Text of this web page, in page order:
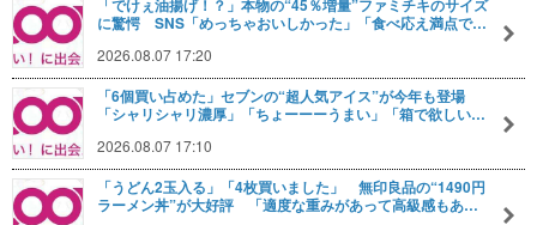
「でけぇ油揚げ！？」本物の“45％増量”ファミチキのサイズ
に驚愕 SNS「めっちゃおいしかった」「食べ応え満点で…
2026.08.07 17:20
「6個買い占めた」セブンの“超人気アイス”が今年も登場
「シャリシャリ濃厚」「ちょーーーうまい」「箱で欲しい…
2026.08.07 17:10
「うどん2玉入る」「4枚買いました」 無印良品の“1490円
ラーメン丼”が大好評 「適度な重みがあって高級感もあ…